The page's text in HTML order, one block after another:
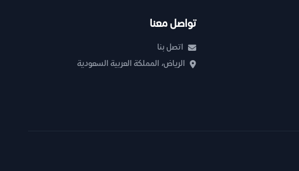
تواصل معنا
اتصل بنا
الرياض، المملكة العربية السعودية